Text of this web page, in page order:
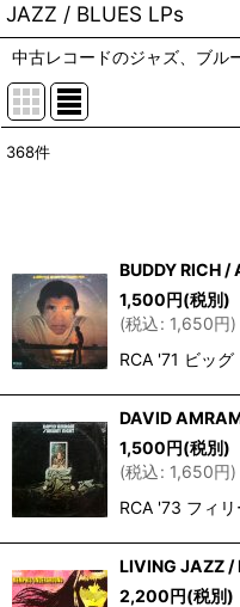
JAZZ / BLUES LPs
中古レコードのジャズ、ブル
在庫あり
並び順:
368件
BUDDY RICH /
1,500円(税別)
(税込: 1,650円)
RCA '71 ビッ
DAVID
1,500円(税別)
(税込: 1,650円)
RCA '73 フィ
LIVING JAZZ /
2,200円(税別)